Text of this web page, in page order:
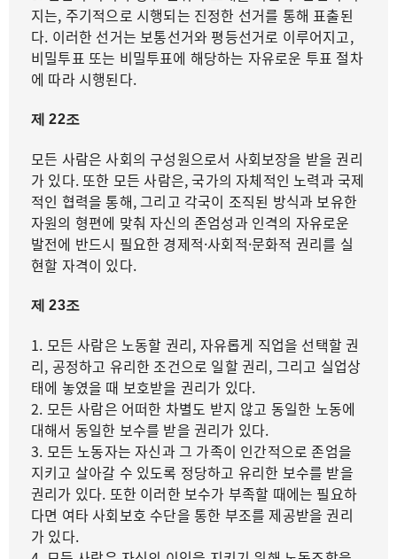
지는, 주기적으로 시행되는 진정한 선거를 통해 표출된
다. 이러한 선거는 보통선거와 평등선거로 이루어지고,
비밀투표 또는 비밀투표에 해당하는 자유로운 투표 절차
에 따라 시행된다.
제 22조
모든 사람은 사회의 구성원으로서 사회보장을 받을 권리
가 있다. 또한 모든 사람은, 국가의 자체적인 노력과 국제
적인 협력을 통해, 그리고 각국이 조직된 방식과 보유한
자원의 형편에 맞춰 자신의 존엄성과 인격의 자유로운
발전에 반드시 필요한 경제적·사회적·문화적 권리를 실
현할 자격이 있다.
제 23조
1. 모든 사람은 노동할 권리, 자유롭게 직업을 선택할 권
리, 공정하고 유리한 조건으로 일할 권리, 그리고 실업상
태에 놓였을 때 보호받을 권리가 있다.
2. 모든 사람은 어떠한 차별도 받지 않고 동일한 노동에
대해서 동일한 보수를 받을 권리가 있다.
3. 모든 노동자는 자신과 그 가족이 인간적으로 존엄을
지키고 살아갈 수 있도록 정당하고 유리한 보수를 받을
권리가 있다. 또한 이러한 보수가 부족할 때에는 필요하
다면 여타 사회보호 수단을 통한 부조를 제공받을 권리
가 있다.